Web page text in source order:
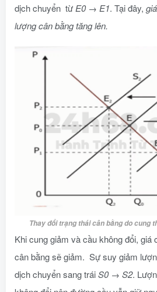
dịch chuyển từE0 → E1. Tại đây,
lượng cân bằng tăng lên.
Thay đổi trạng thái cân bằng do cung
Khi cung giảm và cầu không đổi, giá
cân bằng sẽ giảm. Sự suy giảm
dịch chuyển sang tráiS0 → S2.